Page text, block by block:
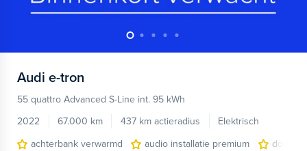
Audi e-tron
55 quattro Advanced S-Line int. 95 kWh
2022
67.000 km 437 km actieradius
Elektrisch
achterbank verwarmd
audio installatie premium